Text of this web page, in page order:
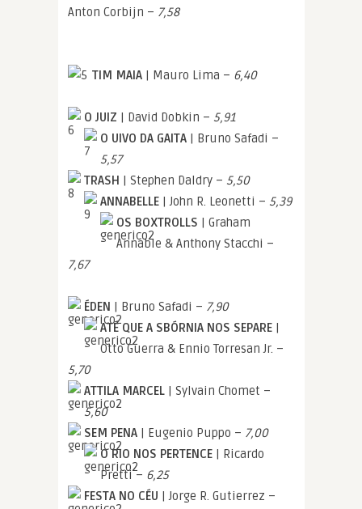
Anton Corbijn – 7,58
TIM MAIA | Mauro Lima – 6,40
O JUIZ | David Dobkin – 5,91
O UIVO DA GAITA | Bruno Safadi –
5,57
TRASH
| Stephen Daldry – 5,50
ANNABELLE | John R. Leonetti – 5,39
OS BOXTROLLS | Graham
Annable & Anthony Stacchi –
7,67
ÉDEN | Bruno Safadi – 7,90
ATÉ QUE A SBÓRNIA NOS SEPARE
Otto Guerra & Ennio Torresan Jr. –
5,70
ATTILA MARCEL | Sylvain Chomet –
5,60
SEM PENA | Eugenio Puppo – 7,00
O RIO NOS PERTENCE | Ricardo
Pretti – 6,25
FESTA NO CÉU | Jorge R. Gutierrez –